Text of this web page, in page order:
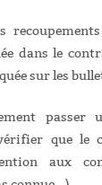
dans le
sur les
passer
que le
aux